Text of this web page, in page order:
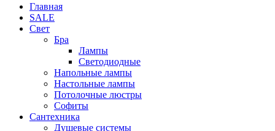
Главная
SALE
Свет
Бра
Лампы
Светодиодные
Напольные лампы
Настольные лампы
Потолочные люстры
Софиты
Сантехника
Душевые системы